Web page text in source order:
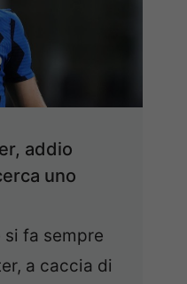
addio
uno
fa sempre
a caccia di